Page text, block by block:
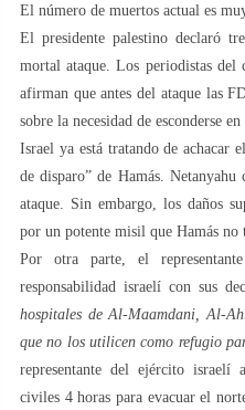
El número de muertos actual es
El presidente palestino declaró
mortal ataque. Los periodistas del
afirman que antes del ataque las
sobre la necesidad de esconderse en
Israel ya está tratando de achacar
de disparo” de Hamás.
ataque. Sin embargo, los daños
por un potente misil que Hamás no
Por otra parte, el
responsabilidad israelí con sus
hospitales de Al-Maamdani, Al-
que no los utilicen como refugio
representante del ejército
civiles 4 horas para evacuar el